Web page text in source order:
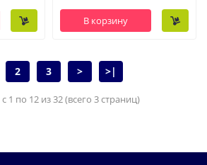
В корзину
2 3 > >|
1 по 12 из 32 (всего 3 страниц)